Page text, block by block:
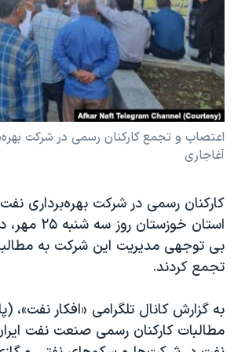
فرهنگ و زندگی
حقوق شهروندی
اقتصادی
علم و فناوری
گالری عکس
مستندها
انتخابات ریاست جمهوری آمریکا ۲۰۲۴
حمله جمهوری اسلامی به اسرائیل
رمز مهسا
اعتراضات زن، زندگی، آزادی
تریبونال مردمی آبان ۹۸
دادگاه حمید نوری
چهل سال گروگان‌گیری
اعتراضات مردمی آبان ۹۸
دنبال کنید
زبانهای مختلف
اعتصاب و تجمع کارکنان رسمی در شرکت
آغاجاری
کارکنان رسمی در شرکت بهره‌برداری
استان
بی توجهی مدیریت این شرکت به
تجمع کردند.
به گزارش کانال تلگرامی «افکار نفت»،
مطالبات کارکنان رسمی صنعت نفت